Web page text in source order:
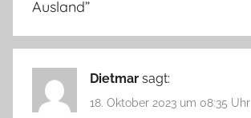
Ausland”
Dietmar sagt:
18. Oktober 2023 um 08:35 Uhr